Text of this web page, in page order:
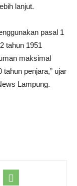
lanjut.
pasal 1
tahun 1951
maksimal
penjara,” ujar
Lampung.